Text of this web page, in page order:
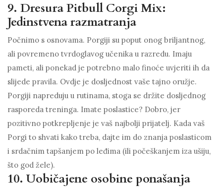
9. Dresura Pitbull Corgi Mix:
Jedinstvena razmatranja
Počnimo s osnovama. Porgiji su poput onog briljantnog,
ali povremeno tvrdoglavog učenika u razredu. Imaju
pameti, ali ponekad je potrebno malo finoće uvjeriti ih da
slijede pravila. Ovdje je dosljednost vaše tajno oružje.
Porgiji napreduju u rutinama, stoga se držite dosljednog
rasporeda treninga. Imate poslastice? Dobro, jer
pozitivno potkrepljenje je vaš najbolji prijatelj. Kada vaš
Porgi to shvati kako treba, dajte im do znanja poslasticom
i srdačnim tapšanjem po leđima (ili počeškanjem iza ušiju,
što god žele).
10. Uobičajene osobine ponašanja